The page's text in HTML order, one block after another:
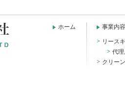
ホーム 事業内容
リース
代
クリー